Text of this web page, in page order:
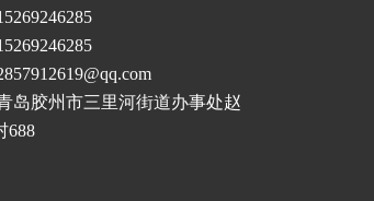
岛胶州市三里河街道办事处赵
688